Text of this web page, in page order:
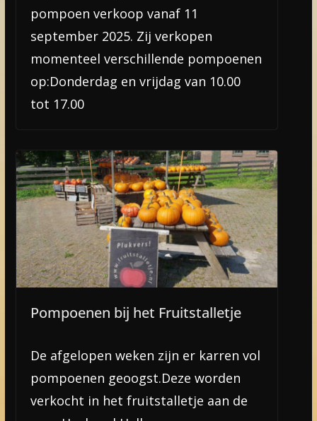
pompoen verkoop vanaf 11
september 2025. Zij verkopen
momenteel verschillende pompoenen
op:Donderdag en vrijdag van 10.00
tot 17.00
Pompoenen bij het Fruitstalletje
De afgelopen weken zijn er karren vol
pompoenen geoogst.Deze worden
verkocht in het fruitstalletje aan de